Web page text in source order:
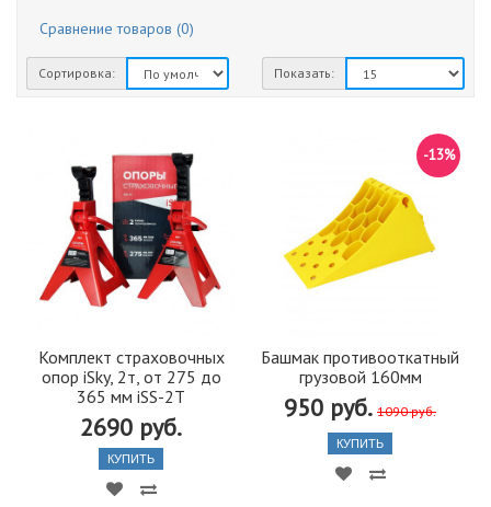
Сравнение товаров (0)
Сортировка: Показать:
Комплект страховочных
опор iSky, 2т, от 275 до
365 мм iSS-2T
2690 руб.
КУПИТЬ
Башмак противооткатный
грузовой 160мм
950 руб. 1090 руб.
-13%
КУПИТЬ